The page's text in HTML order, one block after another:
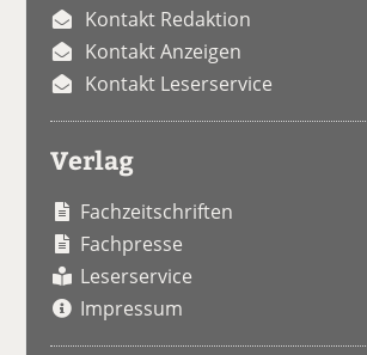
Kontakt Redaktion
Kontakt Anzeigen
Kontakt Leserservice
Verlag
Fachzeitschriften
Fachpresse
Leserservice
Impressum